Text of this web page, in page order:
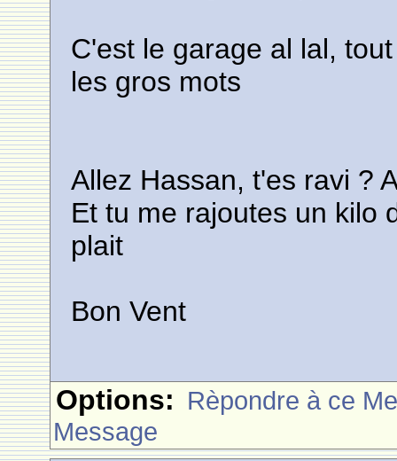
C'est le garage al lal,
les gros mots
Allez Hassan, t'es ravi ?
Et tu me rajoutes un kilo
plait
Bon Vent
Options: Rèpondre à ce
Message